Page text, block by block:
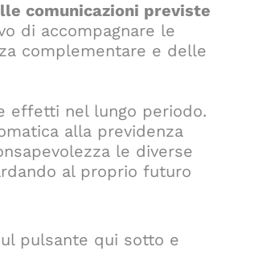
comunicazioni previste
di accompagnare le
complementare e delle
effetti nel lungo periodo.
alla previdenza
le diverse
al proprio futuro
pulsante qui sotto e